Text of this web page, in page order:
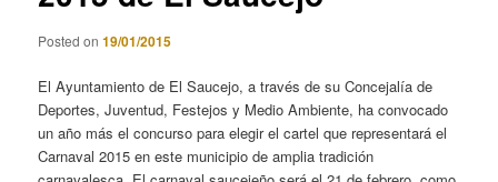
Posted on19/01/2015
El Ayuntamiento de El Saucejo, a través de su Concejalía de
Deportes, Juventud, Festejos y Medio Ambiente, ha convocado
un año más el concurso para elegir el cartel que representará el
Carnaval 2015 en este municipio de amplia tradición